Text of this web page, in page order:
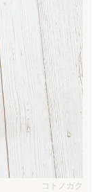
コトノガク